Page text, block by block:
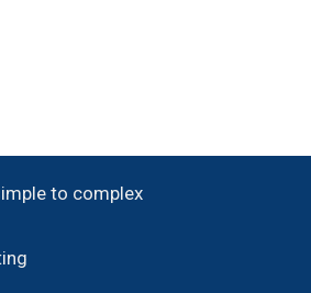
to complex